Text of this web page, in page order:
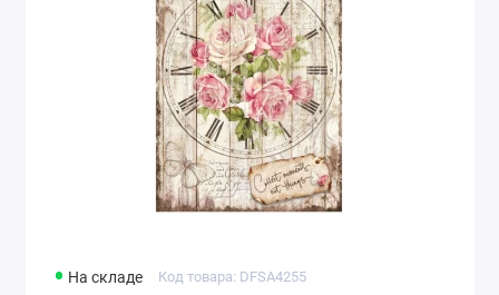
На складе Код товара: DFSA4255